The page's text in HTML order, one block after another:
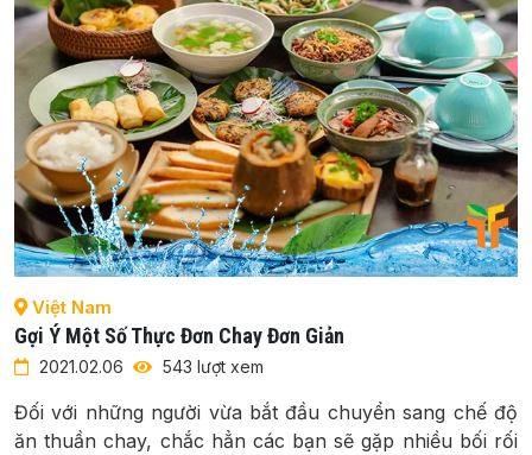
Việt Nam
Gợi Ý Một Số Thực Đơn Chay Đơn Giản
2021.02.06 543 lượt xem
Đối với những người vừa bắt đầu chuyển sang chế độ
ăn thuần chay, chắc hẳn các bạn sẽ gặp nhiều bối rối